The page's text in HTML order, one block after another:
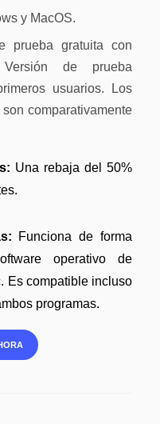
y MacOS.
prueba gratuita con
de prueba
usuarios. Los
comparativamente
Una rebaja del 50%
Funciona de forma
operativo de
Es compatible incluso
programas.